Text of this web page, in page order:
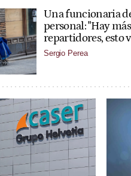
Una funcionaria
personal: "Hay
repartidores, esto
Sergio Perea